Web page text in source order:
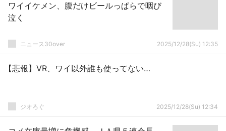
ワイイケメン、腹だけビールっぱらで咽び
泣く
ニュース30over 2025/12/28(Su) 12:35
【悲報】VR、ワイ以外誰も使ってない…
ジオろぐ 2025/12/28(Su) 12:34